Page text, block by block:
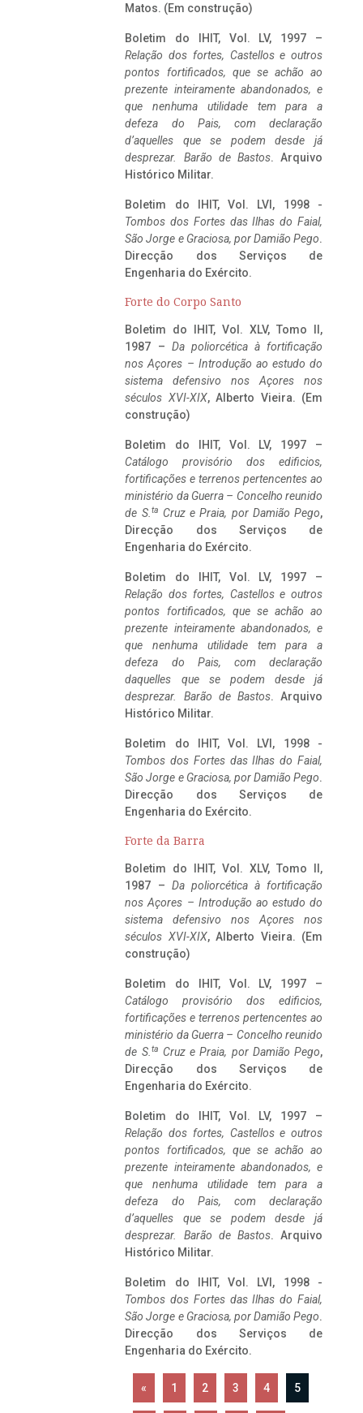
Matos. (Em construção)
Boletim do IHIT, Vol. LV, 1997 –
Relação dos fortes, Castellos e outros
pontos fortificados, que se achão ao
prezente inteiramente abandonados, e
que nenhuma utilidade tem para a
defeza do Pais, com declaração
d’aquelles que se podem desde já
desprezar. Barão de Bastos. Arquivo
Histórico Militar.
Boletim do IHIT, Vol. LVI, 1998 -
Tombos dos Fortes das Ilhas do Faial,
São Jorge e Graciosa, por Damião Pego.
Direcção dos Serviços de
Engenharia do Exército.
Forte do Corpo Santo
Boletim do IHIT, Vol. XLV, Tomo II,
1987 – Da poliorcética à fortificação
nos Açores – Introdução ao estudo do
sistema defensivo nos Açores nos
séculos XVI-XIX, Alberto Vieira. (Em
construção)
Boletim do IHIT, Vol. LV, 1997 –
Catálogo provisório dos edificios,
fortificações e terrenos pertencentes ao
ministério da Guerra – Concelho reunido
de S. ta Cruz e Praia, por Damião Pego,
Direcção dos Serviços de
Engenharia do Exército.
Boletim do IHIT, Vol. LV, 1997 –
Relação dos fortes, Castellos e outros
pontos fortificados, que se achão ao
prezente inteiramente abandonados, e
que nenhuma utilidade tem para a
defeza do Pais, com declaração
daquelles que se podem desde já
desprezar. Barão de Bastos. Arquivo
Histórico Militar.
Boletim do IHIT, Vol. LVI, 1998 -
Tombos dos Fortes das Ilhas do Faial,
São Jorge e Graciosa, por Damião Pego.
Direcção dos Serviços de
Engenharia do Exército.
Forte da Barra
Boletim do IHIT, Vol. XLV, Tomo II,
1987 – Da poliorcética à fortificação
nos Açores – Introdução ao estudo do
sistema defensivo nos Açores nos
séculos XVI-XIX, Alberto Vieira. (Em
construção)
Boletim do IHIT, Vol. LV, 1997 –
Catálogo provisório dos edificios,
fortificações e terrenos pertencentes ao
ministério da Guerra – Concelho reunido
de S. ta Cruz e Praia, por Damião Pego,
Direcção dos Serviços de
Engenharia do Exército.
Boletim do IHIT, Vol. LV, 1997 –
Relação dos fortes, Castellos e outros
pontos fortificados, que se achão ao
prezente inteiramente abandonados, e
que nenhuma utilidade tem para a
defeza do Pais, com declaração
d’aquelles que se podem desde já
desprezar. Barão de Bastos. Arquivo
Histórico Militar.
Boletim do IHIT, Vol. LVI, 1998 -
Tombos dos Fortes das Ilhas do Faial,
São Jorge e Graciosa, por Damião Pego.
Direcção dos Serviços de
Engenharia do Exército.
« 1 2 3 4 5